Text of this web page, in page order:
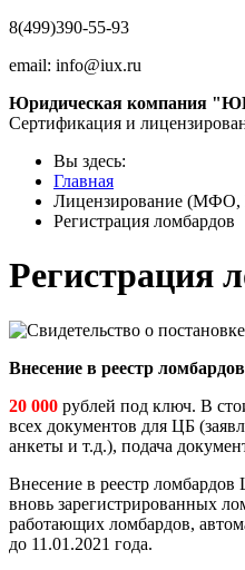
8(499)390-55-93
email: info@iux.ru
Юридическая компания
Сертификация и
Вы здесь:
Главная
Лицензирование
Регистрация ломбардов
Регистрация
Внесение в реестр
20 000 рублей под ключ. В
всех документов для ЦБ
анкеты и т.д.), подача
Внесение в реестр
вновь зарегистрированных
работающих ломбардов,
до 11.01.2021 года.